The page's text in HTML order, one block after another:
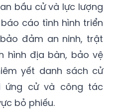
bầu cử và lực lượng
cáo tình hình triển
đảm an ninh, trật
hình địa bàn, bảo vệ
yết danh sách cử
ứng cử và công tác
bỏ phiếu.